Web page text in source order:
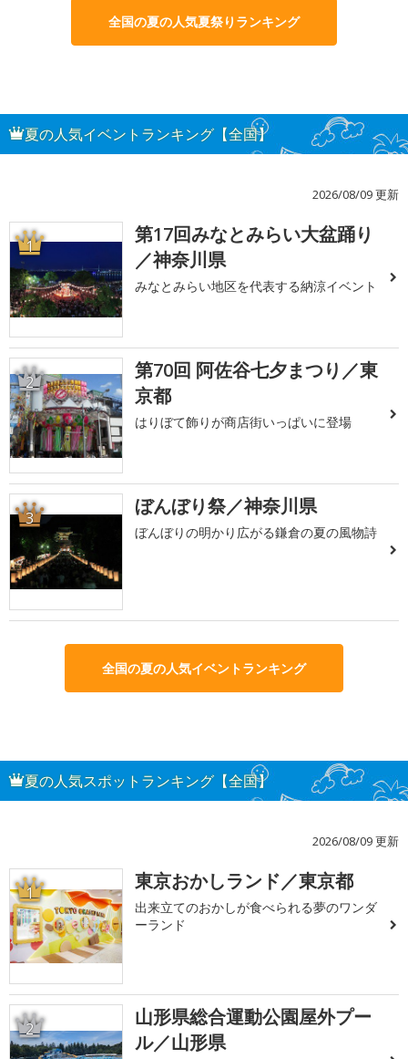
全国の夏の人気夏祭りランキング
夏の人気イベントランキング【全国】
2026/08/09 更新
1
第17回みなとみらい大盆踊り
／神奈川県
みなとみらい地区を代表する納涼イベント
2
第70回 阿佐谷七夕まつり／東
京都
はりぼて飾りが商店街いっぱいに登場
3 ぼんぼり祭／神奈川県
ぼんぼりの明かり広がる鎌倉の夏の風物詩
全国の夏の人気イベントランキング
夏の人気スポットランキング【全国】
2026/08/09 更新
1 東京おかしランド／東京都
出来立てのおかしが食べられる夢のワンダ
ーランド
2
山形県総合運動公園屋外プー
ル／山形県